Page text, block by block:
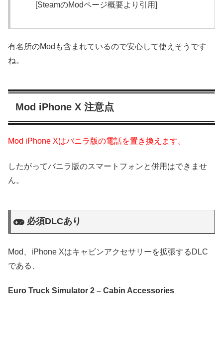
[SteamのModページ概要より引用]
有名所のModも含まれているので安心して使えそうです
ね。
Mod iPhone X 注意点
Mod iPhone Xはバニラ版の電話を置き換えます。
したがってバニラ版のスマートフォンと併用はできませ
ん。
必須DLCあり
Mod、iPhone Xはキャビンアクセサリーを拡張するDLC
である、
Euro Truck Simulator 2 – Cabin Accessories